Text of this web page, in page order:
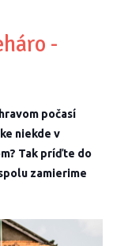
-
počasí
niekde v
Tak príďte do
zamierime